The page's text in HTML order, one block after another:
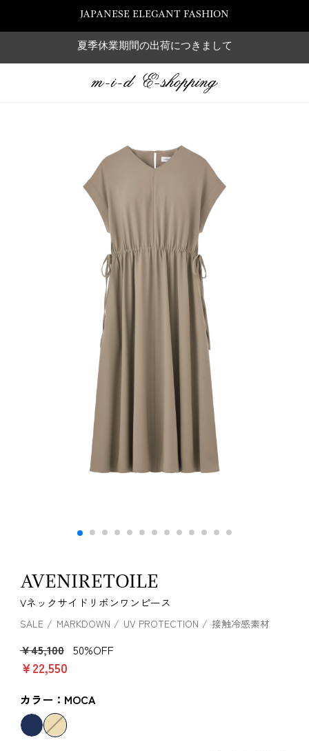
JAPANESE ELEGANT FASHION
夏季休業期間の出荷につきまして
AVENIRETOILE
Vネックサイドリボンワンピース
SALE MARKDOWN UV PROTECTION 接触冷感素材
￥45,100 50%OFF
￥22,550
カラー：MOCA